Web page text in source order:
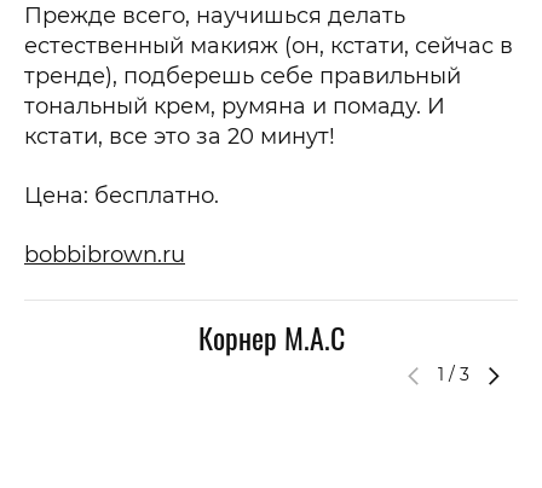
Прежде всего, научишься делать
естественный макияж (он, кстати, сейчас в
тренде), подберешь себе правильный
тональный крем, румяна и помаду. И
кстати, все это за 20 минут!
Цена: бесплатно.
bobbibrown.ru
Корнер M.A.C
1 / 3